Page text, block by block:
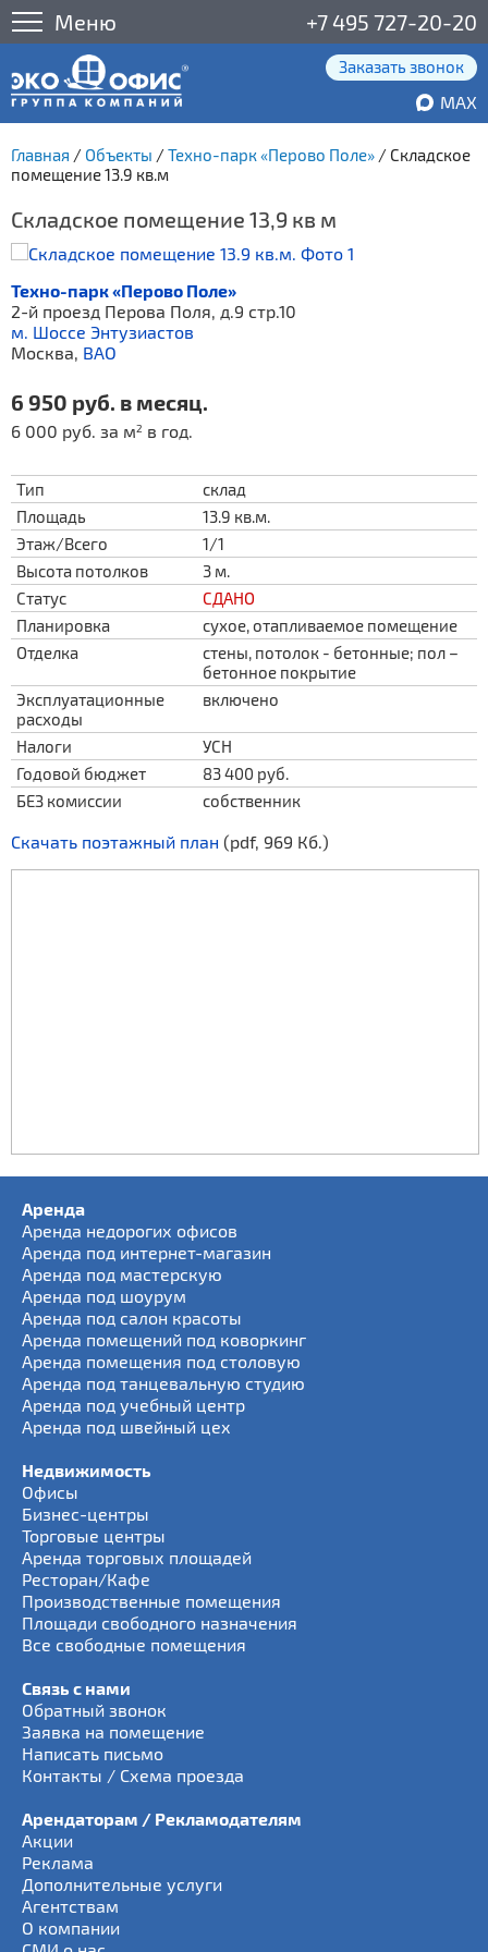
Меню +7 495 727-20-20
Заказать звонок
MAX
Главная / Объекты /Техно-парк «Перово Поле» / Складское
помещение 13.9 кв.м
Складское помещение 13,9 кв м
Техно-парк «Перово Поле»
2-й проезд Перова Поля, д.9 стр.10
м. Шоссе Энтузиастов
Москва, ВАО
6 950 руб. в месяц.
6 000 руб. за м2 в год.
Тип
склад
Площадь
13.9 кв.м.
Этаж/Всего
1/1
Высота потолков
3 м.
Статус
СДАНО
Планировка
сухое, отапливаемое помещение
Отделка
стены, потолок - бетонные; пол –
бетонное покрытие
Эксплуатационные
расходы
включено
Налоги
УСН
Годовой бюджет
83 400 руб.
БЕЗ комиссии
собственник
Скачать поэтажный план (pdf, 969 Кб.)
Аренда
Аренда недорогих офисов
Аренда под интернет-магазин
Аренда под мастерскую
Аренда под шоурум
Аренда под салон красоты
Аренда помещений под коворкинг
Аренда помещения под столовую
Аренда под танцевальную студию
Аренда под учебный центр
Аренда под швейный цех
Недвижимость
Офисы
Бизнес-центры
Торговые центры
Аренда торговых площадей
Ресторан/Кафе
Производственные помещения
Площади свободного назначения
Все свободные помещения
Связь с нами
Обратный звонок
Заявка на помещение
Написать письмо
Контакты / Схема проезда
Арендаторам / Рекламодателям
Акции
Реклама
Дополнительные услуги
Агентствам
О компании